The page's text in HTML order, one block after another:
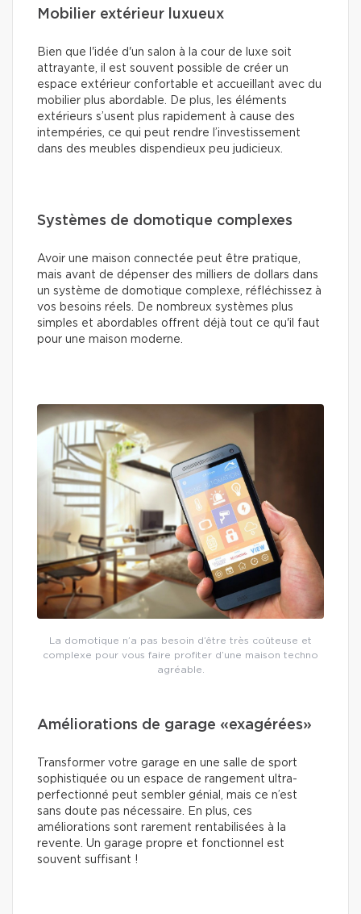
Mobilier extérieur luxueux
Bien que l'idée d'un salon à la cour de luxe soit
attrayante, il est souvent possible de créer un
espace extérieur confortable et accueillant avec du
mobilier plus abordable. De plus, les éléments
extérieurs s’usent plus rapidement à cause des
intempéries, ce qui peut rendre l’investissement
dans des meubles dispendieux peu judicieux.
Systèmes de domotique complexes
Avoir une maison connectée peut être pratique,
mais avant de dépenser des milliers de dollars dans
un système de domotique complexe, réfléchissez à
vos besoins réels. De nombreux systèmes plus
simples et abordables offrent déjà tout ce qu'il faut
pour une maison moderne.
La domotique n’a pas besoin d’être très coûteuse et
complexe pour vous faire profiter d’une maison techno
agréable.
Améliorations de garage «exagérées»
Transformer votre garage en une salle de sport
sophistiquée ou un espace de rangement ultra-
perfectionné peut sembler génial, mais ce n’est
sans doute pas nécessaire. En plus, ces
améliorations sont rarement rentabilisées à la
revente. Un garage propre et fonctionnel est
souvent suffisant !